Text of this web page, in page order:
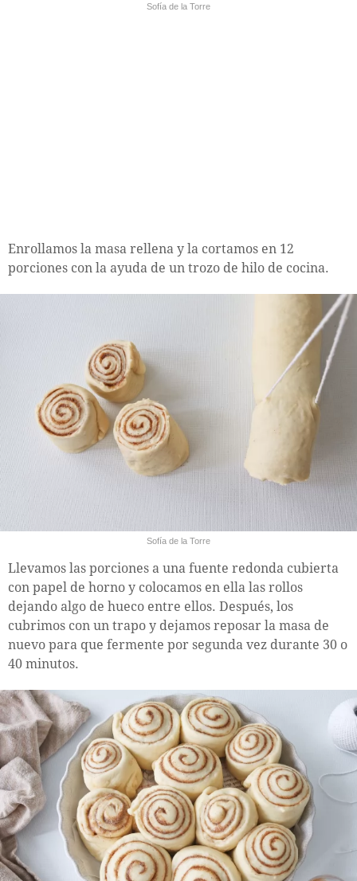
Sofía de la Torre
Enrollamos la masa rellena y la cortamos en 12
porciones con la ayuda de un trozo de hilo de cocina.
Sofía de la Torre
Llevamos las porciones a una fuente redonda cubierta
con papel de horno y colocamos en ella las rollos
dejando algo de hueco entre ellos. Después, los
cubrimos con un trapo y dejamos reposar la masa de
nuevo para que fermente por segunda vez durante 30 o
40 minutos.